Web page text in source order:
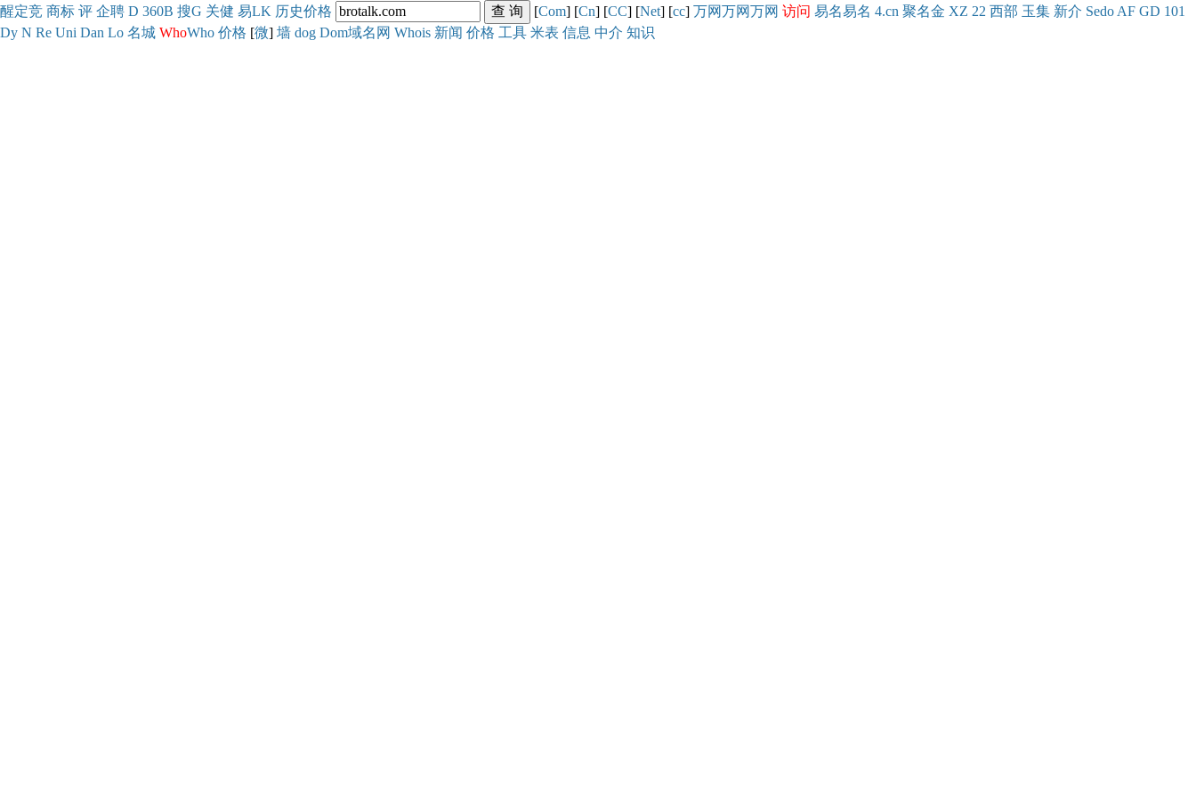
醒定竞 商标 评 企聘 D 360B 搜G 关健 易LK 历史价格 [Com] [Cn] [CC] [Net] [cc] 万网万网万网 访问 易名易名 4.cn 聚名金 XZ 22 西部 玉集 新介 Sedo AF GD 101
Dy N Re Uni Dan Lo 名城 WhoWho 价格 [微] 墙 dog Dom域名网 Whois 新闻 价格 工具 米表 信息 中介 知识